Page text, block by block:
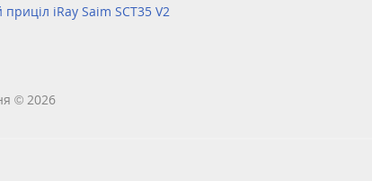
приціл iRay Saim SCT35 V2
© 2026